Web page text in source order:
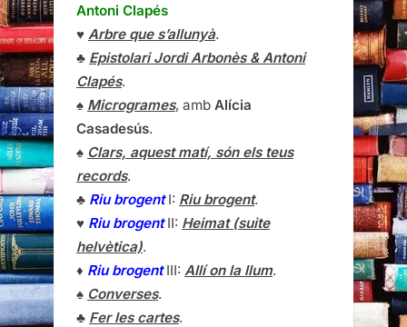
Antoni Clapés
♥ Arbre que s’allunyà.
♣ Epistolari Jordi Arbonès & Antoni
Clapés.
♠ Microgrames, amb Alícia
Casadesús.
♠ Clars, aquest matí, són els teus
records.
♣ Riu brogentI: Riu brogent.
♥ Riu brogentII: Heimat (suite
helvètica).
♦ Riu brogentIII: Allí on la llum.
♠ Converses.
♣ Fer les cartes.